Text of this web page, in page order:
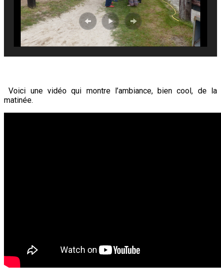
Voici une vidéo qui montre l’ambiance, bien cool, de la
matinée.